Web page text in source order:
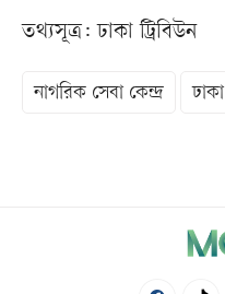
তথ্যসূত্র: ঢাকা ট্রিবিউন
নাগরিক সেবা কেন্দ্র ঢাকা